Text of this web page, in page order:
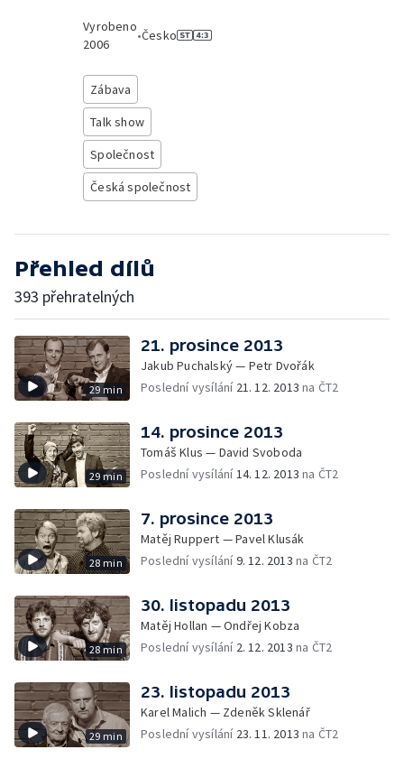
Vyrobeno
2006
•Česko
Zábava
Talk show
Společnost
Česká společnost
Přehled dílů
393 přehratelných
29 min
21. prosince 2013
Jakub Puchalský — Petr Dvořák
Poslední vysílání 21. 12. 2013 na ČT2
29 min
14. prosince 2013
Tomáš Klus — David Svoboda
Poslední vysílání14. 12. 2013 na ČT2
28 min
7. prosince 2013
Matěj Ruppert — Pavel Klusák
Poslední vysílání9. 12. 2013 na ČT2
28 min
30. listopadu 2013
Matěj Hollan — Ondřej Kobza
Poslední vysílání 2. 12. 2013 na ČT2
29 min
23. listopadu 2013
Karel Malich — Zdeněk Sklenář
Poslední vysílání 23. 11. 2013 na ČT2